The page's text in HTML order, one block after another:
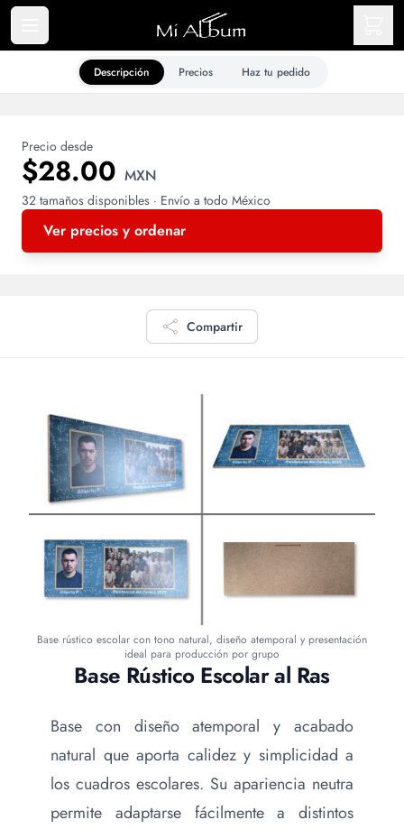
Descripción Precios Haz tu pedido
Precio desde
$28.00 MXN
32 tamaños disponibles · Envío a todo México
Ver precios y ordenar
Compartir
Base Rústico Escolar al Ras
Base con diseño atemporal y acabado
natural que aporta calidez y simplicidad a
los cuadros escolares. Su apariencia neutra
permite adaptarse fácilmente a distintos
Base rústico escolar con tono natural, diseño atemporal y presentación
ideal para producción por grupo